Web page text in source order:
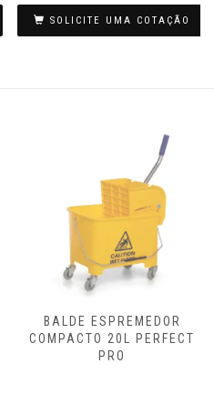
SOLICITE UMA COTAÇÃO
ESPREMEDOR DO BALDE
DOBLÔ AMARELO
BRALIMPIA